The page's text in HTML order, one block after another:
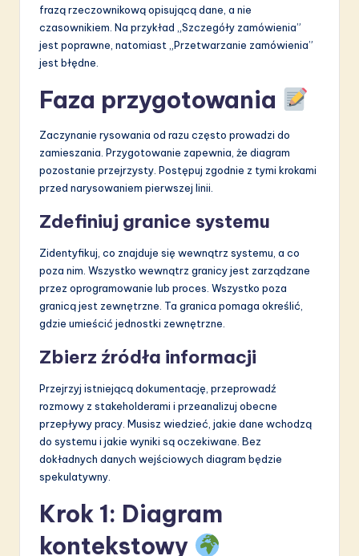
frazą rzeczownikową opisującą dane, a nie
czasownikiem. Na przykład „Szczegóły zamówienia”
jest poprawne, natomiast „Przetwarzanie zamówienia”
jest błędne.
Faza przygotowania
Zaczynanie rysowania od razu często prowadzi do
zamieszania. Przygotowanie zapewnia, że diagram
pozostanie przejrzysty. Postępuj zgodnie z tymi krokami
przed narysowaniem pierwszej linii.
Zdefiniuj granice systemu
Zidentyfikuj, co znajduje się wewnątrz systemu, a co
poza nim. Wszystko wewnątrz granicy jest zarządzane
przez oprogramowanie lub proces. Wszystko poza
granicą jest zewnętrzne. Ta granica pomaga określić,
gdzie umieścić jednostki zewnętrzne.
Zbierz źródła informacji
Przejrzyj istniejącą dokumentację, przeprowadź
rozmowy z stakeholderami i przeanalizuj obecne
przepływy pracy. Musisz wiedzieć, jakie dane wchodzą
do systemu i jakie wyniki są oczekiwane. Bez
dokładnych danych wejściowych diagram będzie
spekulatywny.
Krok 1: Diagram
kontekstowy